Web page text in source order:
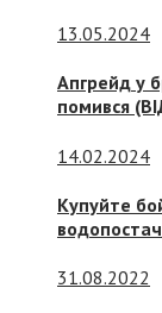
13.05.2024
Апгрейд у
помився
14.02.2024
Купуйте
31.08.2022